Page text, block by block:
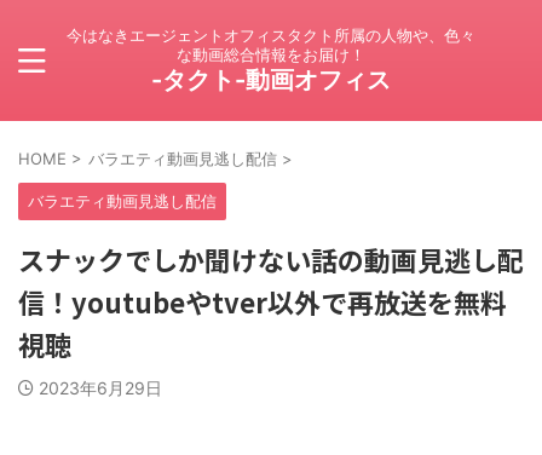
今はなきエージェントオフィスタクト所属の人物や、色々
な動画総合情報をお届け！
-タクト-動画オフィス
HOME > バラエティ動画見逃し配信 >
バラエティ動画見逃し配信
スナックでしか聞けない話の動画見逃し配
信！youtubeやtver以外で再放送を無料
視聴
2023年6月29日